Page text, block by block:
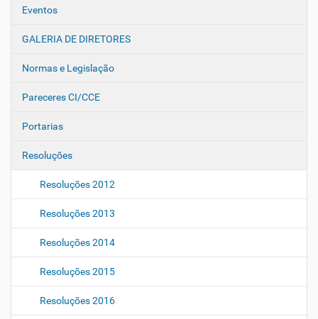
Eventos
GALERIA DE DIRETORES
Normas e Legislação
Pareceres CI/CCE
Portarias
Resoluções
Resoluções 2012
Resoluções 2013
Resoluções 2014
Resoluções 2015
Resoluções 2016